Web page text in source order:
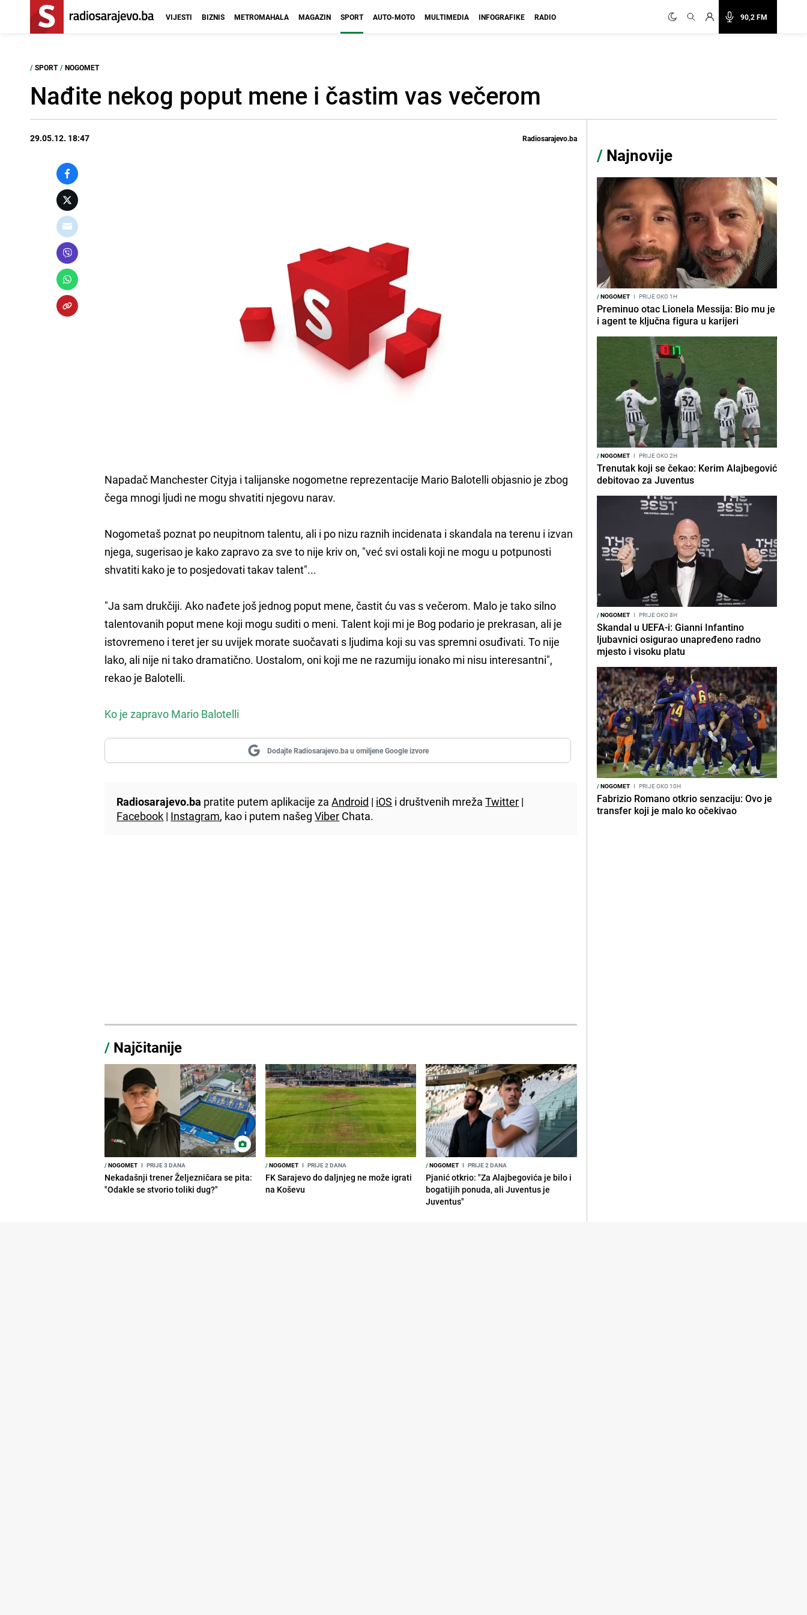
90,2 FM
VIJESTI BIZNIS METROMAHALA MAGAZIN SPORT AUTO-MOTO MULTIMEDIA INFOGRAFIKE RADIO
/ SPORT / NOGOMET
Nađite nekog poput mene i častim vas večerom
29.05.12. 18:47 Radiosarajevo.ba
Napadač Manchester Cityja i talijanske nogometne reprezentacije Mario Balotelli objasnio je zbog
čega mnogi ljudi ne mogu shvatiti njegovu narav.
Nogometaš poznat po neupitnom talentu, ali i po nizu raznih incidenata i skandala na terenu i izvan
njega, sugerisao je kako zapravo za sve to nije kriv on, "već svi ostali koji ne mogu u potpunosti
shvatiti kako je to posjedovati takav talent"...
"Ja sam drukčiji. Ako nađete još jednog poput mene, častit ću vas s večerom. Malo je tako silno
talentovanih poput mene koji mogu suditi o meni. Talent koji mi je Bog podario je prekrasan, ali je
istovremeno i teret jer su uvijek morate suočavati s ljudima koji su vas spremni osuđivati. To nije
lako, ali nije ni tako dramatično. Uostalom, oni koji me ne razumiju ionako mi nisu interesantni",
rekao je Balotelli.
Ko je zapravo Mario Balotelli
Dodajte Radiosarajevo.ba u omiljene Google izvore
Radiosarajevo.ba pratite putem aplikacije zaAndroid | iOS i društvenih mrežaTwitter |
Facebook | Instagram, kao i putem našegViber Chata.
/ Najčitanije
/NOGOMET I PRIJE 3 DANA
Nekadašnji trener Željezničara se pita:
"Odakle se stvorio toliki dug?"
/NOGOMET I PRIJE 2 DANA
FK Sarajevo do daljnjeg ne može igrati
na Koševu
/NOGOMET I PRIJE 2 DANA
Pjanić otkrio: "Za Alajbegovića je bilo i
bogatijih ponuda, ali Juventus je
Juventus"
/ Najnovije
/NOGOMET I PRIJE OKO 1H
Preminuo otac Lionela Messija: Bio mu je
i agent te ključna figura u karijeri
/NOGOMET I PRIJE OKO 2H
Trenutak koji se čekao: Kerim Alajbegović
debitovao za Juventus
/NOGOMET I PRIJE OKO 8H
Skandal u UEFA-i: Gianni Infantino
ljubavnici osigurao unapređeno radno
mjesto i visoku platu
/NOGOMET I PRIJE OKO 10H
Fabrizio Romano otkrio senzaciju: Ovo je
transfer koji je malo ko očekivao